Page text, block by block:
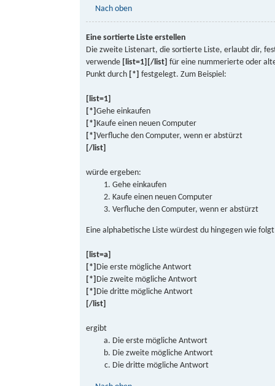
Nach oben
Eine sortierte Liste erstellen
Die zweite Listenart, die sortierte Liste, erlaubt dir,
verwende [list=1][/list] für eine nummerierte oder
Punkt durch [*] festgelegt. Zum Beispiel:
[list=1]
[*] Gehe einkaufen
[*] Kaufe einen neuen Computer
[*] Verfluche den Computer, wenn er abstürzt
[/list]
würde ergeben:
Gehe einkaufen
Kaufe einen neuen Computer
Verfluche den Computer, wenn er abstürzt
Eine alphabetische Liste würdest du hingegen wie
[list=a]
[*] Die erste mögliche Antwort
[*] Die zweite mögliche Antwort
[*] Die dritte mögliche Antwort
[/list]
ergibt
Die erste mögliche Antwort
Die zweite mögliche Antwort
Die dritte mögliche Antwort